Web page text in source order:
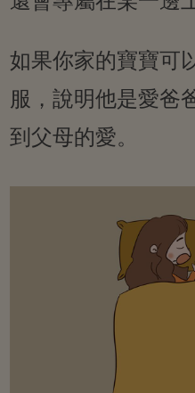
如果你家的寶寶可
服，說明他是愛爸
到父母的愛。